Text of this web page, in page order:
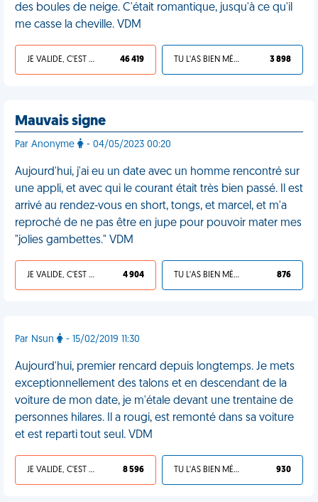
des boules de neige. C'était romantique, jusqu'à ce qu'il
me casse la cheville. VDM
JE VALIDE, C'EST UNE VDM 46 419 TU L'AS BIEN MÉRITÉ 3 898
Mauvais signe
Par Anonyme - 04/05/2023 00:20
Aujourd'hui, j'ai eu un date avec un homme rencontré sur
une appli, et avec qui le courant était très bien passé. Il est
arrivé au rendez-vous en short, tongs, et marcel, et m'a
reproché de ne pas être en jupe pour pouvoir mater mes
"jolies gambettes." VDM
JE VALIDE, C'EST UNE VDM 4 904 TU L'AS BIEN MÉRITÉ 876
Par Nsun - 15/02/2019 11:30
Aujourd'hui, premier rencard depuis longtemps. Je mets
exceptionnellement des talons et en descendant de la
voiture de mon date, je m'étale devant une trentaine de
personnes hilares. Il a rougi, est remonté dans sa voiture
et est reparti tout seul. VDM
JE VALIDE, C'EST UNE VDM 8 596 TU L'AS BIEN MÉRITÉ 930